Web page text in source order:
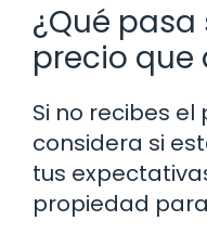
¿Qué
precio que
Si no recibes
considera si
tus
propiedad